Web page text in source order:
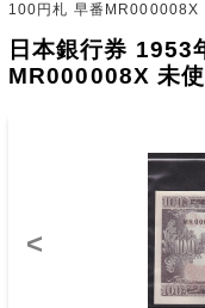
100円札 早番MR000008X
日本銀行券 1953
MR000008X 未
<